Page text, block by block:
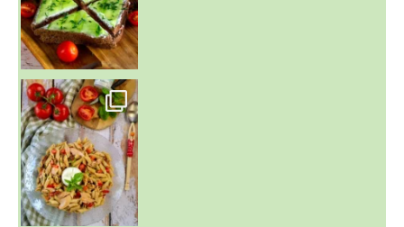
~ SALADE DE PÂTES AUX DEUX TOMATES THON ET BURRA